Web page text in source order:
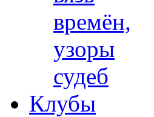
времён,
узоры
судеб
Клубы